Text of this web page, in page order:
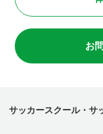
お
サッカースクール・サ